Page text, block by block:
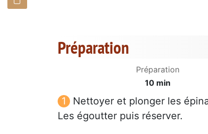
Préparation
Préparation
10 min
Nettoyer et plonger les
Les égoutter puis réserver.